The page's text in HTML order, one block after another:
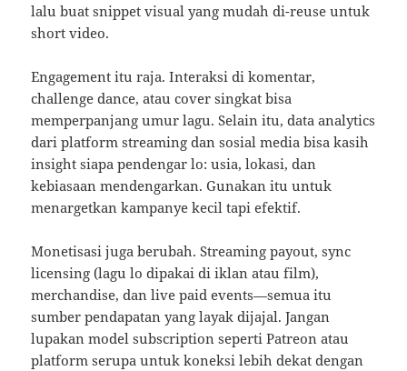
lalu buat snippet visual yang mudah di-reuse untuk
short video.
Engagement itu raja. Interaksi di komentar,
challenge dance, atau cover singkat bisa
memperpanjang umur lagu. Selain itu, data analytics
dari platform streaming dan sosial media bisa kasih
insight siapa pendengar lo: usia, lokasi, dan
kebiasaan mendengarkan. Gunakan itu untuk
menargetkan kampanye kecil tapi efektif.
Monetisasi juga berubah. Streaming payout, sync
licensing (lagu lo dipakai di iklan atau film),
merchandise, dan live paid events—semua itu
sumber pendapatan yang layak dijajal. Jangan
lupakan model subscription seperti Patreon atau
platform serupa untuk koneksi lebih dekat dengan